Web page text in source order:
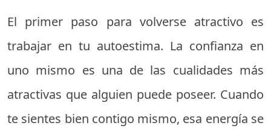
El primer paso para volverse atractivo es
trabajar en tu autoestima. La confianza en
uno mismo es una de las cualidades más
atractivas que alguien puede poseer. Cuando
te sientes bien contigo mismo, esa energía se